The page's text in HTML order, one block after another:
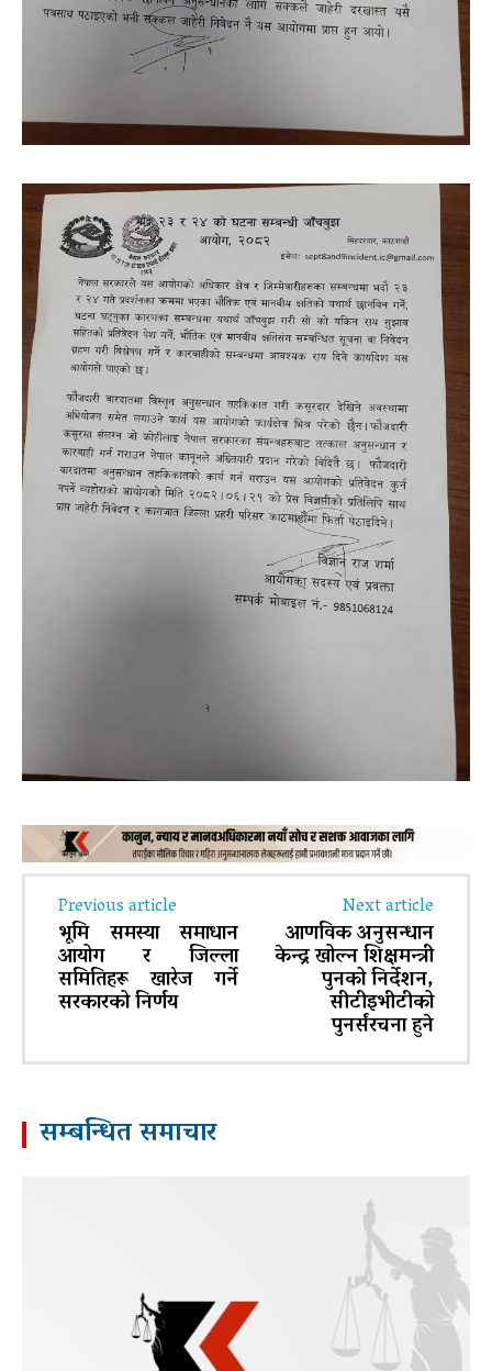
Previous article
भूमि समस्या समाधान
आयोग र जिल्ला
समितिहरू खारेज गर्ने
सरकारको निर्णय
Next article
आणविक अनुसन्धान
केन्द्र खोल्न शिक्षमन्त्री
पुनको निर्देशन,
सीटीइभीटीको
पुनर्संरचना हुने
सम्बन्धित समाचार